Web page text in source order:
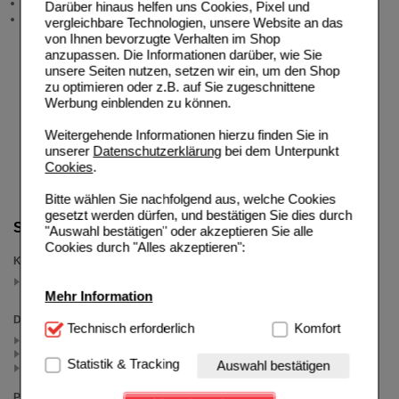
Darüber hinaus helfen uns Cookies, Pixel und
vergleichbare Technologien, unsere Website an das
von Ihnen bevorzugte Verhalten im Shop
anzupassen. Die Informationen darüber, wie Sie
unsere Seiten nutzen, setzen wir ein, um den Shop
zu optimieren oder z.B. auf Sie zugeschnittene
Werbung einblenden zu können.
Weitergehende Informationen hierzu finden Sie in
unserer Datenschutzerklärungbei dem Unterpunkt
Cookies.
Bitte wählen Sie nachfolgend aus, welche Cookies
gesetzt werden dürfen, und bestätigen Sie dies durch
"Auswahl bestätigen" oder akzeptieren Sie alle
Cookies durch "Alles akzeptieren":
Mehr Information
Technisch Notwendig:Hierbei handelt es sich um
Website notwendig sind (z.B. Navigation, Warenkorb,
Kundenkonto), weshalb auf diese nicht verzichtet
werden kann.
Technisch erforderlich Komfort
Statistik & Tracking Auswahl bestätigen
Suche verfeinern
Kategorien
(auswahl entfernen)
Darreichungsform
Granulat (3)
Lutschtabletten (2)
Neukundenprämie
Stellenangebote